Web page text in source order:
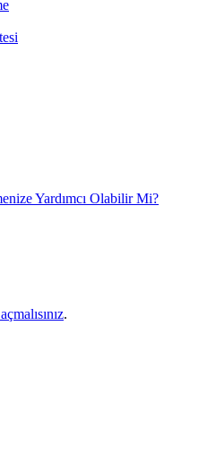
Yardımcı Olabilir Mi?
.